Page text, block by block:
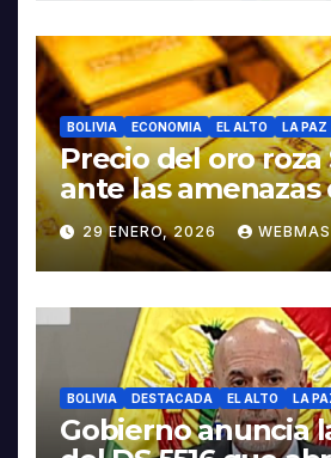
BOLIVIA ECONOMIA EL ALTO LA PAZ
Precio del oro roza
ante las
contra Irán
29 ENERO, 2026
BOLIVIA DESTACADA EL ALTO LA
Gobierno anuncia